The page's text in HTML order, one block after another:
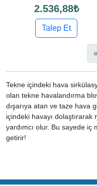
2.536,88₺
Talep Et
«
Tekne içindeki hava
olan tekne havalandırma
dışarıya atan ve taze hava
içindeki havayı
yardımcı olur. Bu sayede
getirir!